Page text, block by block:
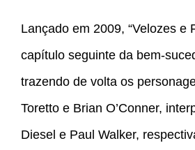
Lançado em 2009, “Velozes e
capítulo seguinte da bem-
trazendo de volta os
Toretto e Brian O’Conner,
Diesel e Paul Walker,